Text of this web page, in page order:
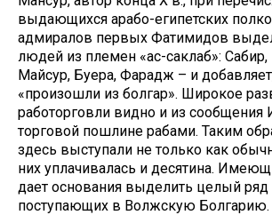
выдающихся арабо-египетских
адмиралов первых Фатимидов
людей из племен «ас-саклаб»:
Майсур, Буера, Фарадж – и
«произошли из болгар». Широкое
работорговли видно и из сообщения
торговой пошлине рабами. Таким
здесь выступали не только как
них уплачивалась и десятина.
дает основания выделить целый ряд
поступающих в Волжскую Болгарию.